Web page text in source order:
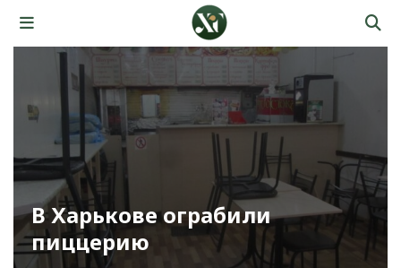
В Харькове ограбили
пиццерию